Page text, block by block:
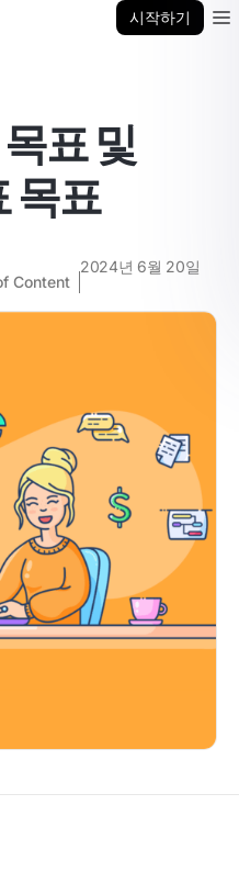
시작하기
표 및
목표
Content
2024년 6월 20일